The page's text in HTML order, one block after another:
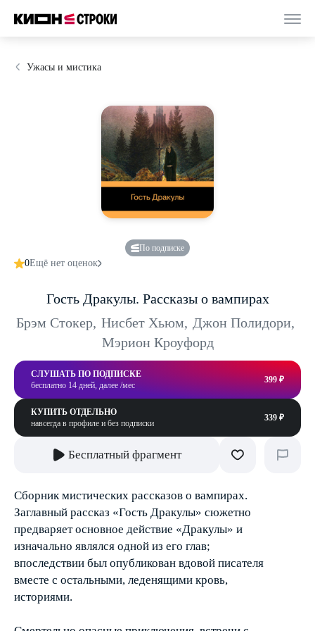
Ужасы и мистика
По подписке
0Ещё нет оценок
Гость Дракулы. Рассказы о вампирах
Брэм Стокер, Нисбет Хьюм, Джон Полидори,
Мэрион Кроуфорд
СЛУШАТЬ ПО ПОДПИСКЕ
бесплатно 14 дней, далее /мес
399 ₽
КУПИТЬ ОТДЕЛЬНО
навсегда в профиле и без подписки
339 ₽
Бесплатный фрагмент
Сборник мистических рассказов о вампирах.
Заглавный рассказ «Гость Дракулы» сюжетно
предваряет основное действие «Дракулы» и
изначально являлся одной из его глав;
впоследствии был опубликован вдовой писателя
вместе с остальными, леденящими кровь,
историями.